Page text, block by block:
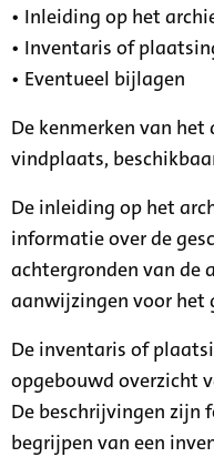
• Inleiding op het
• Inventaris of
• Eventueel bijlagen
De kenmerken van
vindplaats,
De inleiding op het
informatie over de
achtergronden van de
aanwijzingen voor het
De inventaris of
opgebouwd overzicht
De beschrijvingen zijn
begrijpen van een